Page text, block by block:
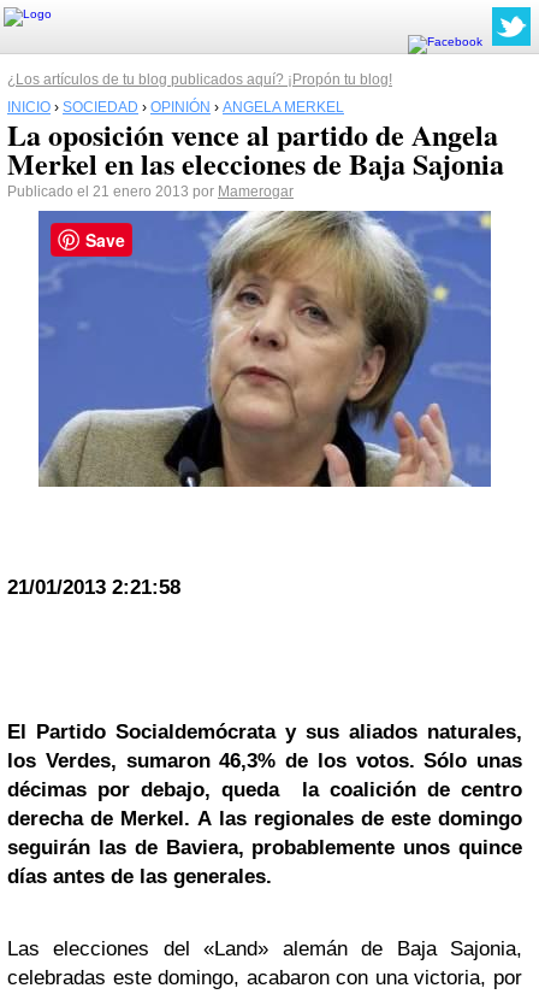
¿Los artículos de tu blog publicados aquí? ¡Propón tu blog!
INICIO › SOCIEDAD › OPINIÓN › ANGELA MERKEL
La oposición vence al partido de Angela
Merkel en las elecciones de Baja Sajonia
Publicado el 21 enero 2013 por Mamerogar
21/01/2013 2:21:58
El Partido Socialdemócrata y sus aliados naturales,
los Verdes, sumaron 46,3% de los votos. Sólo unas
décimas por debajo, queda la coalición de centro
derecha de Merkel. A las regionales de este domingo
seguirán las de Baviera, probablemente unos quince
días antes de las generales.
Las elecciones del «Land» alemán de Baja Sajonia,
celebradas este domingo, acabaron con una victoria, por
Save